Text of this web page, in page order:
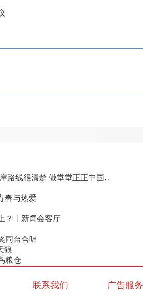
路线很清楚 做堂堂正正中国...
春与热爱
？丨新闻会客厅
同台合唱
狼
粮仓
联系我们 广告服务